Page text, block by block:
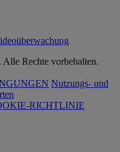
Rechte vorbehalten.
Nutzungs- und
RICHTLINIE